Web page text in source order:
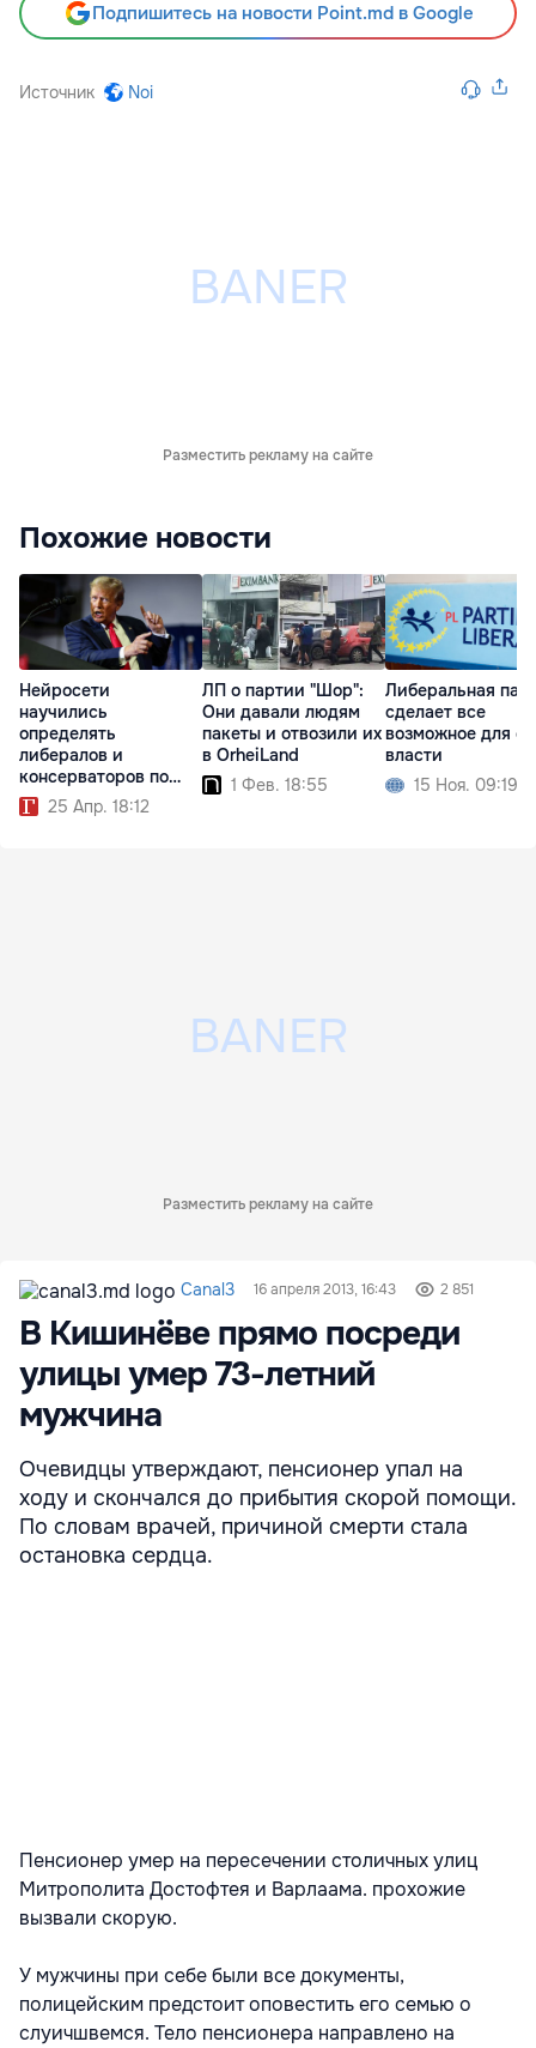
Подпишитесь на новости Point.md в Google
Источник Noi
Разместить рекламу на сайте
Похожие новости
Нейросети
научились
определять
либералов и
консерваторов по
фото25 Апр. 18:12
ЛП о партии "Шор":
Они давали людям
пакеты и отвозили их
в OrheiLand
1 Фев. 18:55
Либеральная
сделает все
возможное для
власти
15 Ноя. 09:19
Разместить рекламу на сайте
Canal3 16 апреля 2013, 16:43 2 851
В Кишинёве прямо посреди
улицы умер 73-летний
мужчина
Очевидцы утверждают, пенсионер упал на
ходу и скончался до прибытия скорой помощи.
По словам врачей, причиной смерти стала
остановка сердца.
Пенсионер умер на пересечении столичных улиц
Митрополита Достофтея и Варлаама. прохожие
вызвали скорую.
У мужчины при себе были все документы,
полицейским предстоит оповестить его семью о
слуичшвемся. Тело пенсионера направлено на